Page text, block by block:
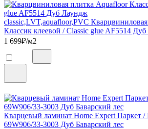
classic,LVT,aquafloor,PVC
Классик клеевой / Classic glue AF5514
1 699₽/м2
Кварцевый ламинат Home Expert Паркет /
69W906/33-3003 Дуб Баварский лес